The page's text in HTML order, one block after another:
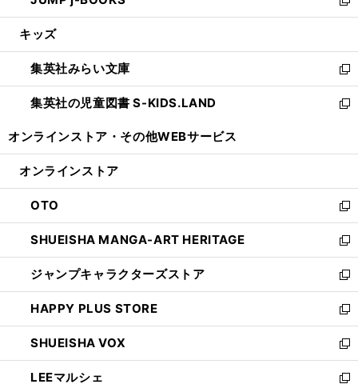
開
ウ
開
く
ン
ウ
で
開
く
ウ
ン
ド
ウ
で
新
し
ウ
ィ
ン
ド
開
キッズ
集英社みらい文庫
新
し
い
ン
ウ
で
開
く
集英社の児童図書 S-KIDS.LAND
新
ウ
ン
ド
ウ
で
開
く
オンラインストア・ その他WEBサービス
オンラインストア
OTO
新
し
い
ウ
ィ
ン
ド
ウ
で
開
く
SHUEISHA MANGA-ART HERITAGE
新
し
い
ウ
ィ
ン
ド
ウ
で
ジャンプキャラクターズストア
新
し
い
ウ
ィ
ン
ド
HAPPY PLUS STORE
新
し
い
ウ
ィ
SHUEISHA VOX
新
し
い
LEEマルシェ
新